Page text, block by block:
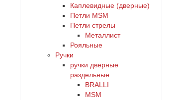
Каплевидные (дверные)
Петли MSM
Петли стрелы
Металлист
Рояльные
Ручки
ручки дверные
раздельные
BRALLI
MSM